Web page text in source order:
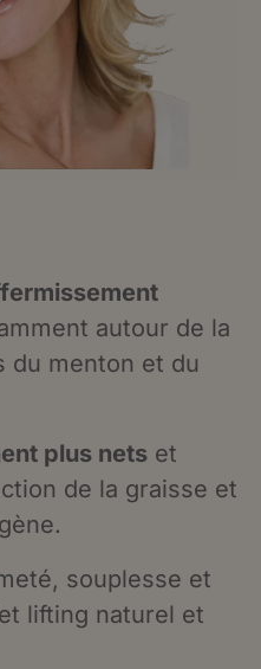
autour de la
du menton et du
plus nets et
de la graisse et
souplesse et
lifting naturel et